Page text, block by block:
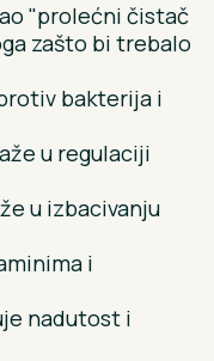
"prolećni čistač
zašto bi trebalo
bakterija i
u regulaciji
u izbacivanju
i
nadutost i